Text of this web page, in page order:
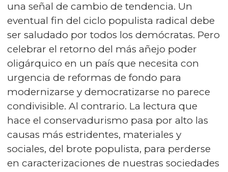
una señal de cambio de tendencia. Un
eventual fin del ciclo populista radical debe
ser saludado por todos los demócratas. Pero
celebrar el retorno del más añejo poder
oligárquico en un país que necesita con
urgencia de reformas de fondo para
modernizarse y democratizarse no parece
condivisible. Al contrario. La lectura que
hace el conservadurismo pasa por alto las
causas más estridentes, materiales y
sociales, del brote populista, para perderse
en caracterizaciones de nuestras sociedades